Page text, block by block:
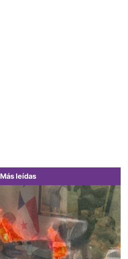
Más leídas